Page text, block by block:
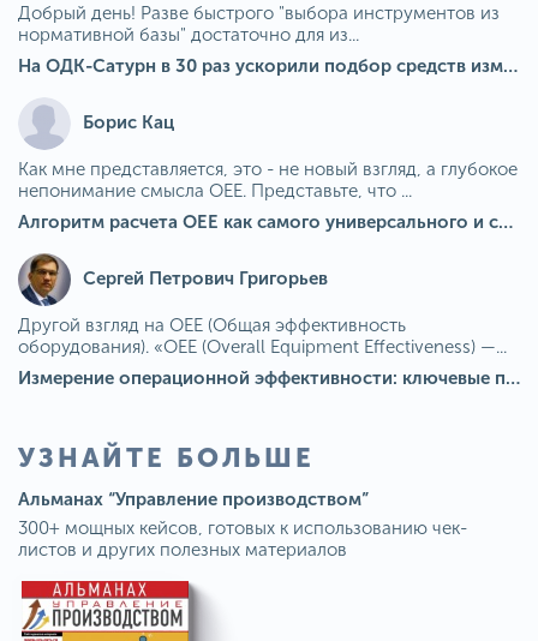
Добрый день! Разве быстрого "выбора инструментов из
нормативной базы" достаточно для из...
На ОДК-Сатурн в 30 раз ускорили подбор средств измерения для контроля качества продукции
Борис Кац
Как мне представляется, это - не новый взгляд, а глубокое
непонимание смысла OEE. Представьте, что ...
Алгоритм расчета ОЕЕ как самого универсального и современного показателя эффективности оборудования в мире
Сергей Петрович Григорьев
Другой взгляд на OEE (Общая эффективность
оборудования). «OEE (Overall Equipment Effectiveness) —...
Измерение операционной эффективности: ключевые показатели для непрерывного совершенствования
УЗНАЙТЕ БОЛЬШЕ
Альманах “Управление производством”
300+ мощных кейсов, готовых к использованию чек-
листов и других полезных материалов